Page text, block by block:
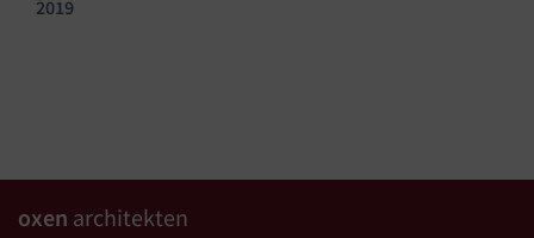
2019
oxen architekten